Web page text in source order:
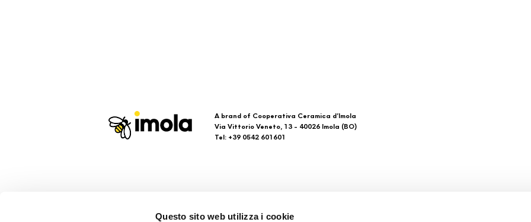
Questo sito web utilizza i cookie
A brand of Cooperativa Ceramica d’Imola
Via Vittorio Veneto, 13 - 40026 Imola (BO)
Tel: +39 0542 601601